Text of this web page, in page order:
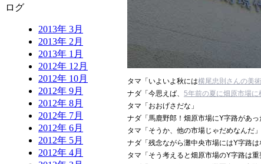
ログ
2013年 3月
2013年 2月
2013年 1月
2012年 12月
2012年 10月
2012年 9月
2012年 8月
2012年 7月
2012年 6月
2012年 5月
2012年 4月
タマ「いよいよ秋には横尾忠則さんの美
ナダ「今思えば、 5年前の夏に畑原市場に
タマ「おおげさだな」
ナダ「馬鹿野郎！畑原市場にY字路があ
タマ「そうか、他の市場じゃだめなんだ」
ナダ「残念ながら灘中央市場にはY字路は
タマ「そう考えると畑原市場のY字路は重